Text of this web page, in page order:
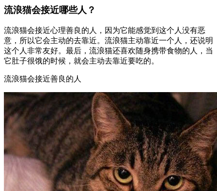
流浪猫会接近哪些人？
流浪猫会接近心理善良的人，因为它能感觉到这个人没有恶
意，所以它会主动的去靠近。流浪猫主动靠近一个人，还说明
这个人非常友好。最后，流浪猫还喜欢随身携带食物的人，当
它肚子很饿的时候，就会主动去靠近要吃的。
流浪猫会接近善良的人